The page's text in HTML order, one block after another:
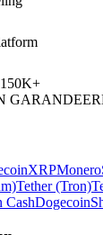
XRPMonero
Tether (Tron)
CashDogecoin